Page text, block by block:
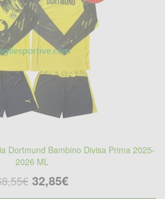
Dortmund Bambino Divisa Prima 2025-
2026 ML
32,85€